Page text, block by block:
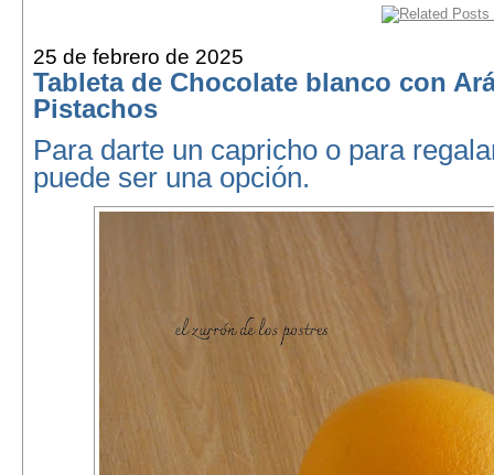
25 de febrero de 2025
Tableta de Chocolate blanco con
Pistachos
Para darte un capricho o para
puede ser una opción.